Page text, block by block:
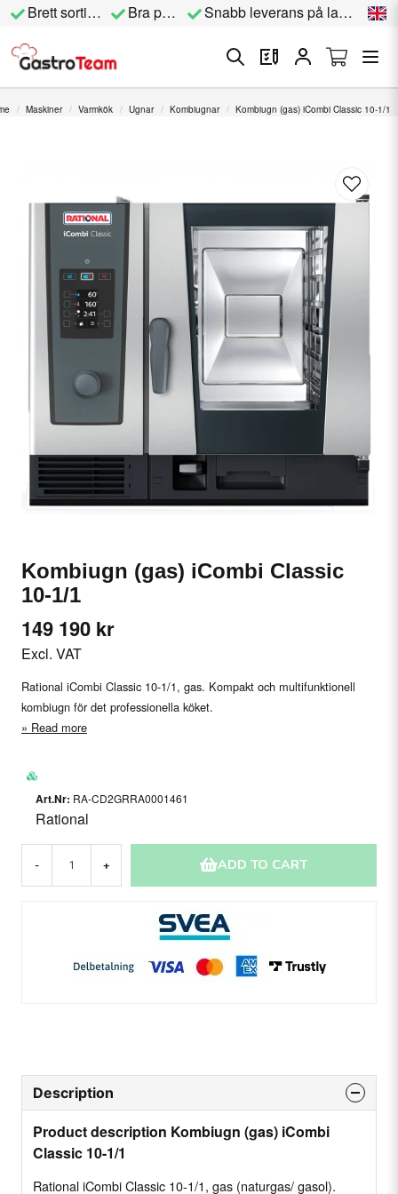
Brett sortiment Bra priser Snabb leverans på lagervara
Maskiner Varmkök Ugnar Kombiugnar Kombiugn (gas) iCombi Classic 10-1/1
Kombiugn (gas) iCombi Classic
10-1/1
149 190 kr
Excl. VAT
Rational iCombi Classic 10-1/1, gas. Kompakt och multifunktionell
kombiugn för det professionella köket.
Read more
RA-CD2GRRA0001461
Rational
- + ADD TO CART
Description
Product description Kombiugn (gas) iCombi
Classic 10-1/1
Rational iCombi Classic 10-1/1, gas (naturgas/ gasol).